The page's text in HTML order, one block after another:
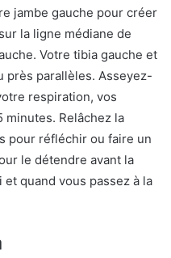
jambe gauche pour créer
la ligne médiane de
Votre tibia gauche et
près parallèles. Asseyez-
respiration, vos
minutes. Relâchez la
pour réfléchir ou faire un
le détendre avant la
quand vous passez à la